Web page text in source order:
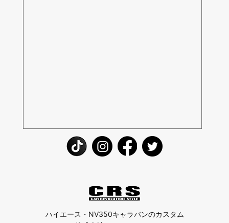
ハイエース・NV350キャラバンのカスタム